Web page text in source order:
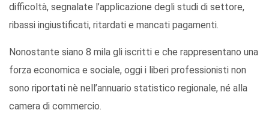
difficoltà, segnalate l’applicazione degli studi di settore,
ribassi ingiustificati, ritardati e mancati pagamenti.
Nonostante siano 8 mila gli iscritti e che rappresentano una
forza economica e sociale, oggi i liberi professionisti non
sono riportati nè nell’annuario statistico regionale, né alla
camera di commercio.